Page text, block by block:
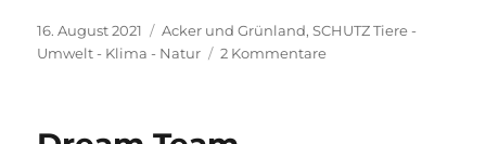
Veröffentlicht
am
16. August 2021 Kategorien
Acker und Grünland,SCHUTZ Tiere -
Umwelt - Klima - Natur
2 Kommentarezu